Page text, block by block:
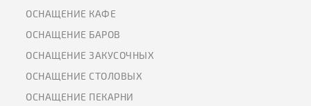
ОСНАЩЕНИЕ КАФЕ
ОСНАЩЕНИЕ БАРОВ
ОСНАЩЕНИЕ ЗАКУСОЧНЫХ
ОСНАЩЕНИЕ СТОЛОВЫХ
ОСНАЩЕНИЕ ПЕКАРНИ